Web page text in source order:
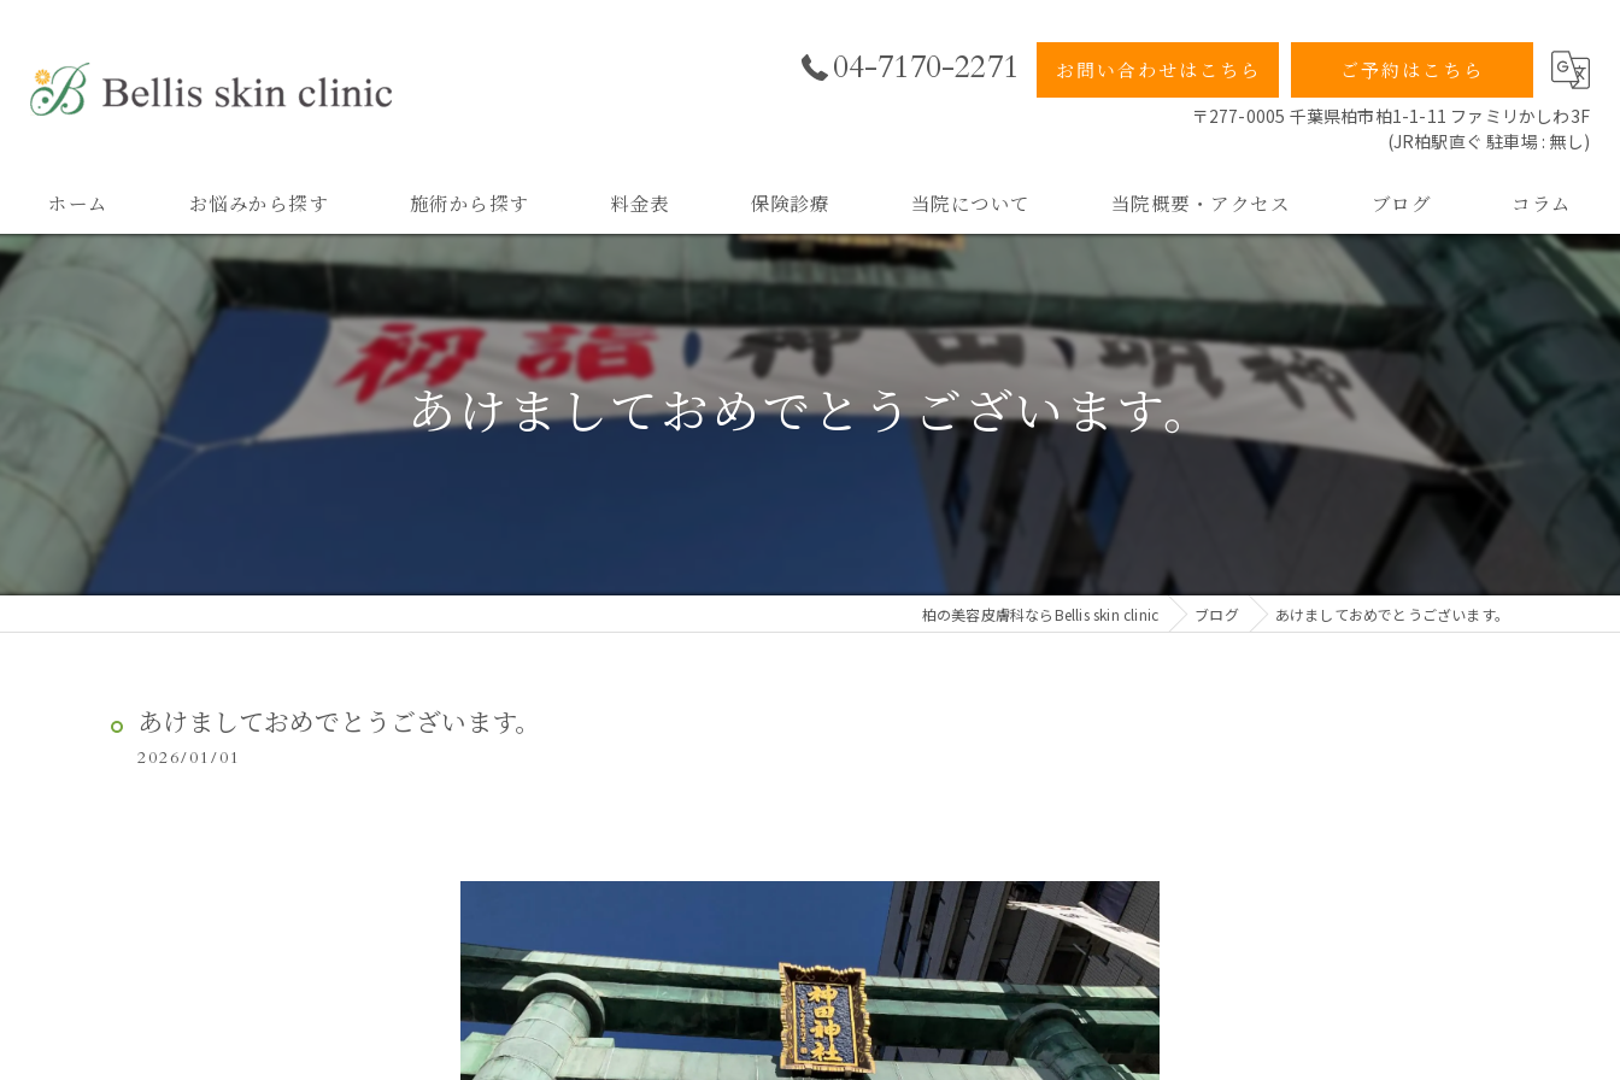
04-7170-2271 お問い合わせはこちら
ご予約はこちら
〒277-0005 千葉県柏市柏1-1-11 ファミリかしわ3F
(JR柏駅直ぐ 駐車場 : 無し)
ホーム お悩みから探す 施術から探す 料金表 保険診療 当院について
美肌
小顔
二重顎
当院概要・アクセス
院長ごあいさつ
よくあるご質問
ブログ コラム
あけましておめでとうございます。
柏の美容皮膚科ならBellis skin clinic ブログ あけましておめでとうございます。
あけましておめでとうございます。
2026/01/01